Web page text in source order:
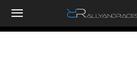
RallyandRaces.com